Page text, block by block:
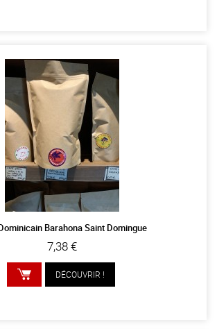
Barahona Saint Domingue
7,38 €
DÉCOUVRIR !